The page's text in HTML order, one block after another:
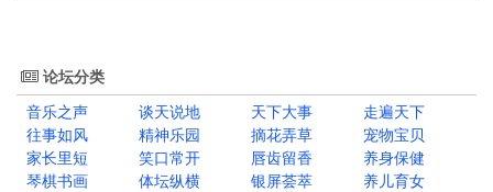
论坛分类
音乐之声
谈天说地 天下大事
走遍天下
往事如风
精神乐园 摘花弄草
宠物宝贝
家长里短
笑口常开 唇齿留香
养身保健
琴棋书画
体坛纵横 银屏荟萃
养儿育女